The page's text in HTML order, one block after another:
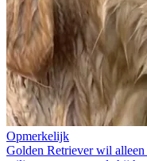
Opmerkelijk
Golden Retriever wil alleen